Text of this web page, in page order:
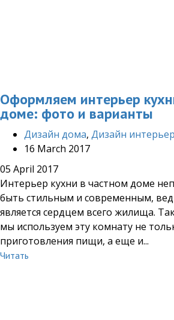
Оформляем интерьер
доме: фото и варианты
Дизайн дома, Дизайн
16 March 2017
05 April 2017
Интерьер кухни в частном доме
быть стильным и современным,
является сердцем всего жилища.
мы используем эту комнату не
приготовления пищи, а еще и...
Читать